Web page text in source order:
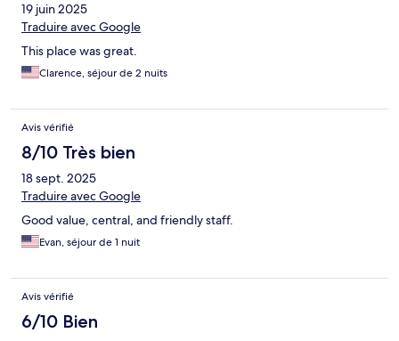
19 juin 2025
Traduire avec Google
This place was great.
Clarence, séjour de 2 nuits
Avis vérifié
8/10 Très bien
18 sept. 2025
Traduire avec Google
Good value, central, and friendly staff.
Evan, séjour de 1 nuit
Avis vérifié
6/10 Bien